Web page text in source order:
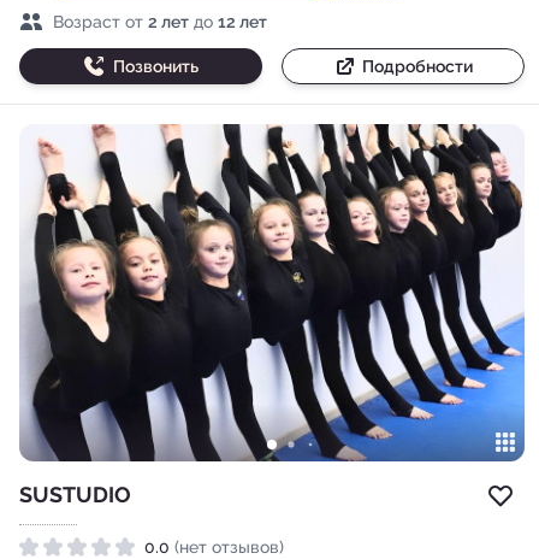
Возраст детей
Возраст от 2 лет до 12 лет
Позвонить Подробности
SUSTUDIO
0.0 (нет отзывов)